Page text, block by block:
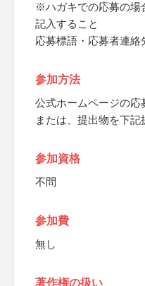
※ハガキでの応募の場
記入すること
応募標語・応募者連絡
参加方法
公式ホームページの応
または、提出物を下記
参加資格
不問
参加費
無し
著作権の扱い